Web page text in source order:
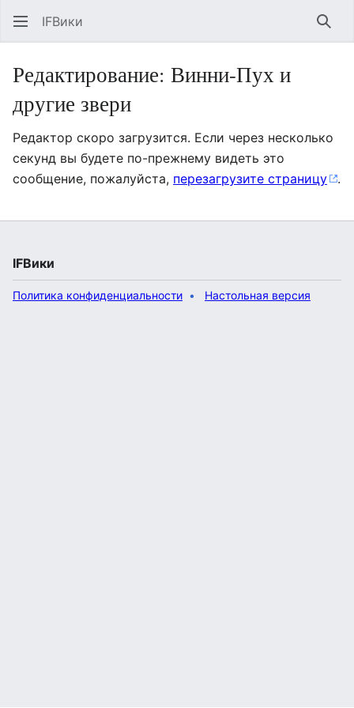
IFВики
Редактирование: Винни-Пух и
другие звери
Редактор скоро загрузится. Если через несколько
секунд вы будете по-прежнему видеть это
сообщение, пожалуйста, перезагрузите страницу .
IFВики
Политика конфиденциальности Настольная версия